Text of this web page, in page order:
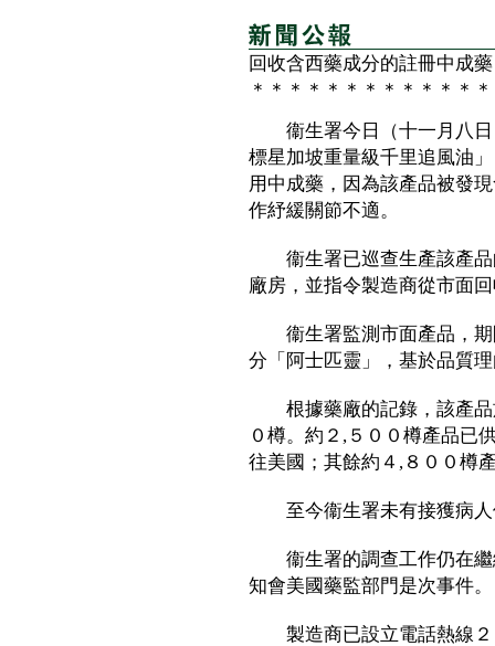
回收含西藥成分的註冊中成
＊＊＊＊＊＊＊＊＊＊＊＊
衞生署今日（十一月八日
標星加坡重量級千里追風油
用中成藥，因為該產品被發
作紓緩關節不適。
衞生署已巡查生產該產品
廠房，並指令製造商從市面
衞生署監測市面產品，期
分「阿士匹靈」，基於品質
根據藥廠的記錄，該產品
０樽。約２,５００樽產品已
往美國；其餘約４,８００樽
至今衞生署未有接獲病人
衞生署的調查工作仍在繼
知會美國藥監部門是次事件。
製造商已設立電話熱線２